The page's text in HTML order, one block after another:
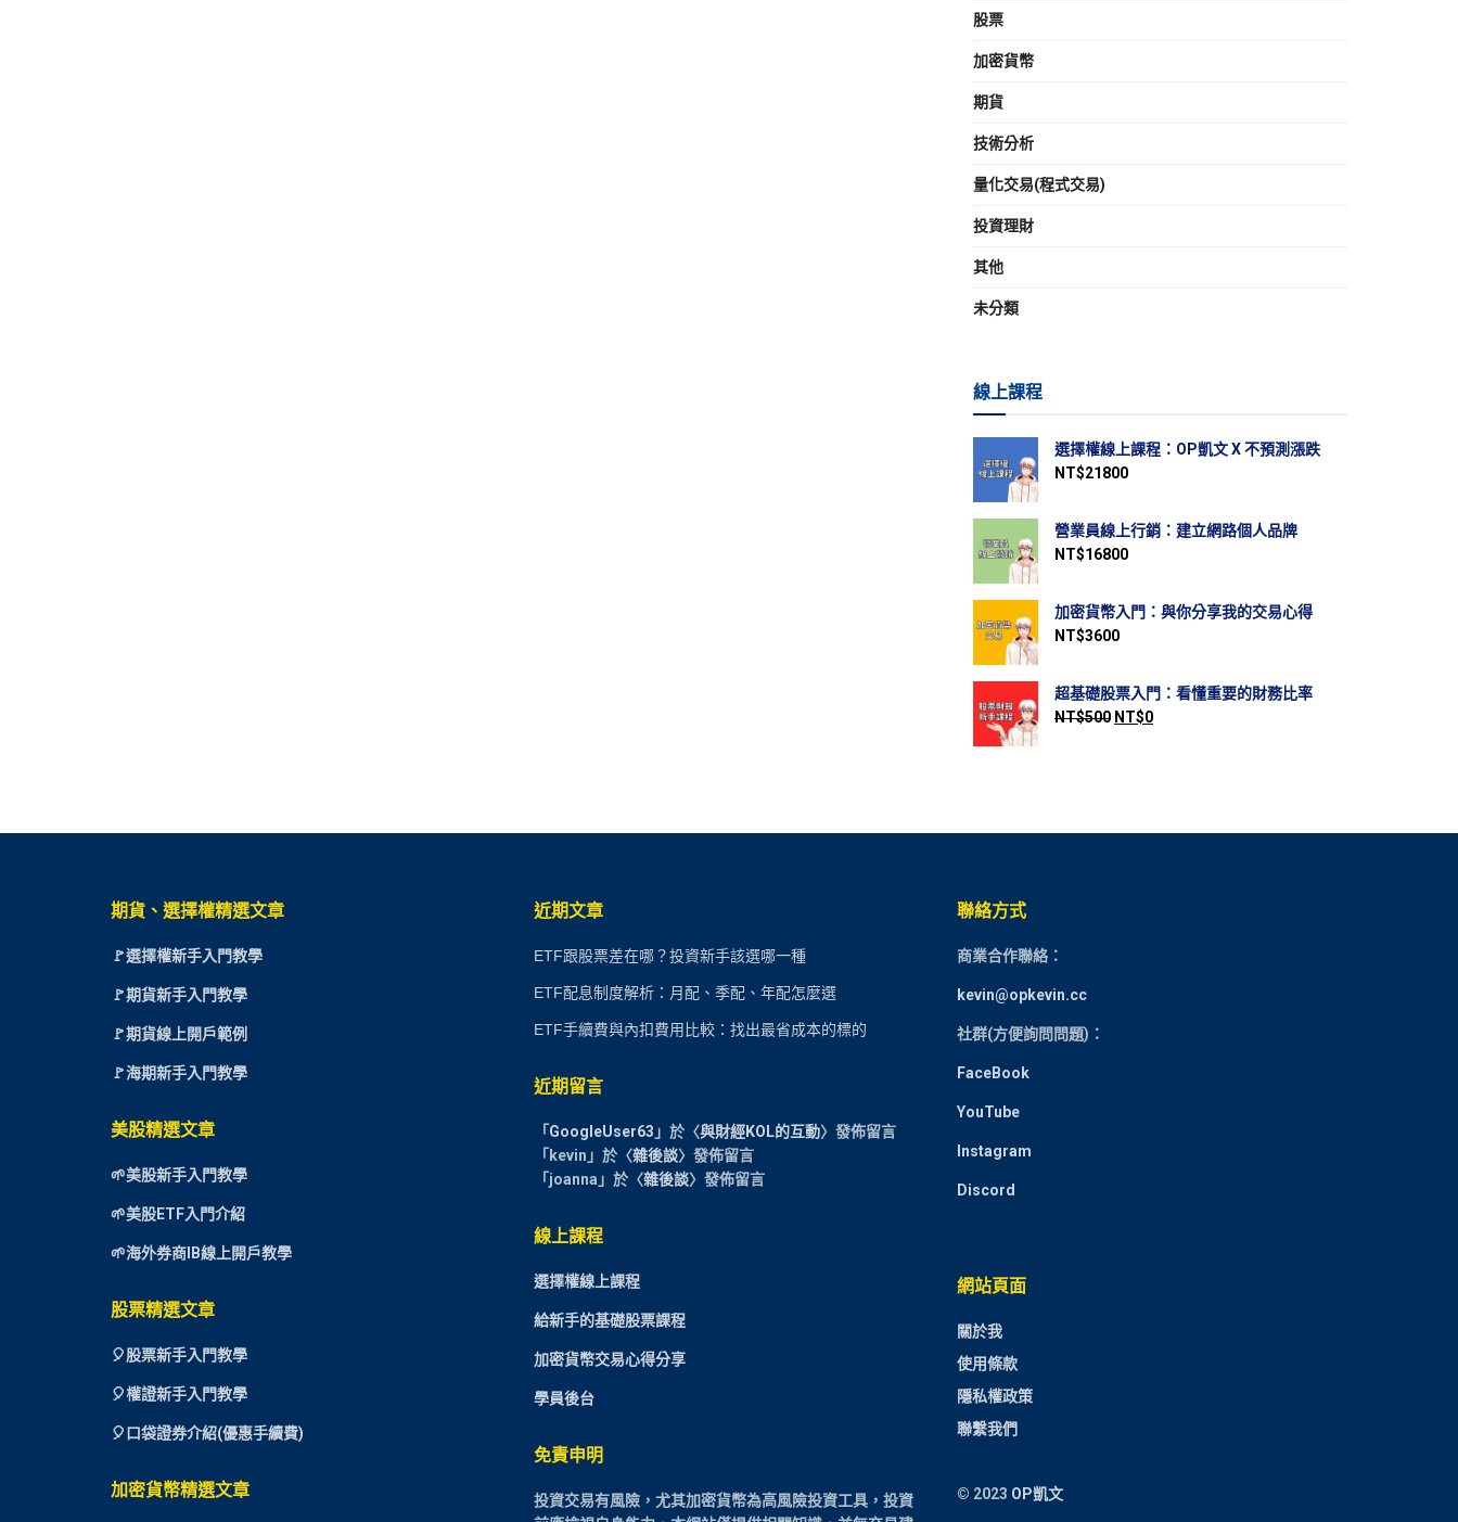
股票
加密貨幣
期貨
技術分析
量化交易(程式交易)
投資理財
其他
未分類
線上課程
選擇權線上課程：OP凱文 X 不預測漲跌
NT$21800
營業員線上行銷：建立網路個人品牌
NT$16800
加密貨幣入門：與你分享我的交易心得
NT$3600
超基礎股票入門：看懂重要的財務比率
NT$500 NT$0
期貨、選擇權精選文章
🚩選擇權新手入門教學
🚩期貨新手入門教學
🚩期貨線上開戶範例
🚩海期新手入門教學
美股精選文章
🌱美股新手入門教學
🌱美股ETF入門介紹
🌱海外券商IB線上開戶教學
股票精選文章
🎈股票新手入門教學
🎈權證新手入門教學
🎈口袋證券介紹(優惠手續費)
加密貨幣精選文章
近期文章
ETF跟股票差在哪？投資新手該選哪一種
ETF配息制度解析：月配、季配、年配怎麼選
ETF手續費與內扣費用比較：找出最省成本的標的
近期留言
「 GoogleUser63 」於〈與財經KOL的互動〉發佈留言
「 kevin 」於〈雜後談〉發佈留言
「 joanna 」於〈雜後談〉發佈留言
線上課程
選擇權線上課程
給新手的基礎股票課程
加密貨幣交易心得分享
學員後台
免責申明
投資交易有風險，尤其加密貨幣為高風險投資工具，投資
聯絡方式
商業合作聯絡：
kevin@opkevin.cc
社群(方便詢問問題)：
FaceBook
YouTube
Instagram
Discord
網站頁面
關於我
使用條款
隱私權政策
聯繫我們
© 2023 OP凱文